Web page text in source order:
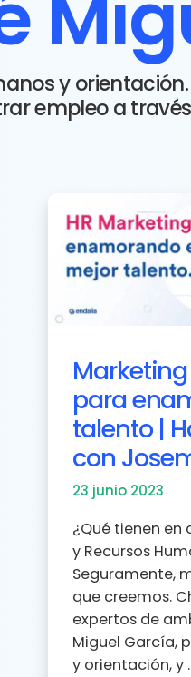
y
empleo a
Marketing
para
talento |
con
23 junio 2023
¿Qué tienen en
y Recursos
Seguramente,
que creemos.
expertos de
Miguel García,
y orientación, y